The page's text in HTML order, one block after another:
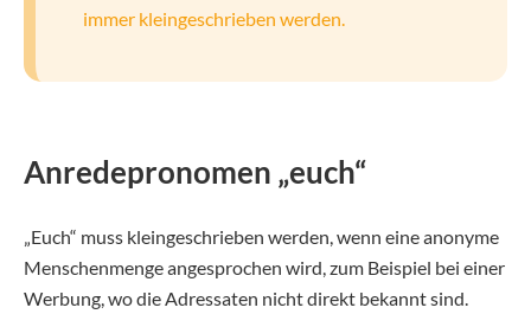
immer kleingeschrieben werden.
Anredepronomen „euch“
„Euch“ muss kleingeschrieben werden, wenn eine anonyme
Menschenmenge angesprochen wird, zum Beispiel bei einer
Werbung, wo die Adressaten nicht direkt bekannt sind.